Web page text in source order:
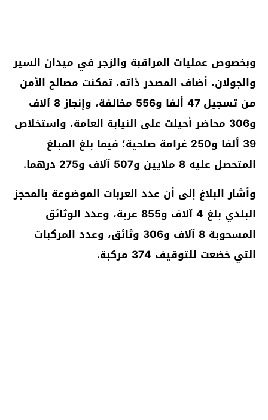
وبخصوص عمليات المراقبة والزجر في ميدان السير
والجولان، أضاف المصدر ذاته، تمكنت مصالح الأمن
من تسجيل 47 ألفا و556 مخالفة، وإنجاز 8 آلاف
و306 محاضر أحيلت على النيابة العامة، واستخلاص
39 ألفا و250 غرامة صلحية؛ فيما بلغ المبلغ
المتحصل عليه 8 ملايين و507 آلاف و275 درهما.
وأشار البلاغ إلى أن عدد العربات الموضوعة بالمحجز
البلدي بلغ 4 آلاف و855 عربة، وعدد الوثائق
المسحوبة 8 آلاف و306 وثائق، وعدد المركبات
التي خضعت للتوقيف 374 مركبة.